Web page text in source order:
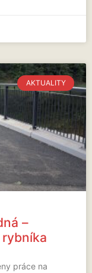
AKTUALITY
–
práce na